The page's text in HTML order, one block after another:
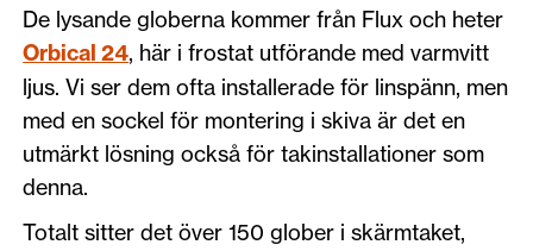
De lysande globerna kommer från Flux och heter
Orbical 24, här i frostat utförande med varmvitt
ljus. Vi ser dem ofta installerade för linspänn, men
med en sockel för montering i skiva är det en
utmärkt lösning också för takinstallationer som
denna.
Totalt sitter det över 150 glober i skärmtaket,